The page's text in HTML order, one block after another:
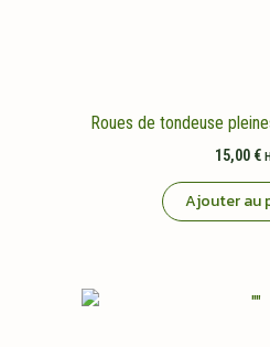
Roues de tondeuse
15,00 €
Ajouter au